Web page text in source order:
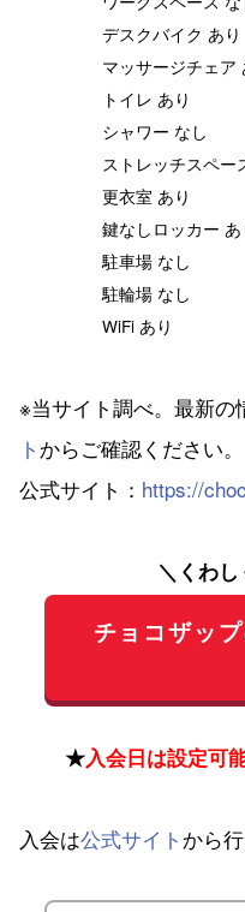
デスクバイク あり
マッサージチェア
トイレ あり
シャワー なし
ストレッチスペー
更衣室 あり
鍵なしロッカー あ
駐車場 なし
駐輪場 なし
WiFi あり
※当サイト調べ。最新の
ト からご確認ください。
公式サイト： https://
＼くわ
チョコザッ
★入会日は設定可
入会は公式サイト から